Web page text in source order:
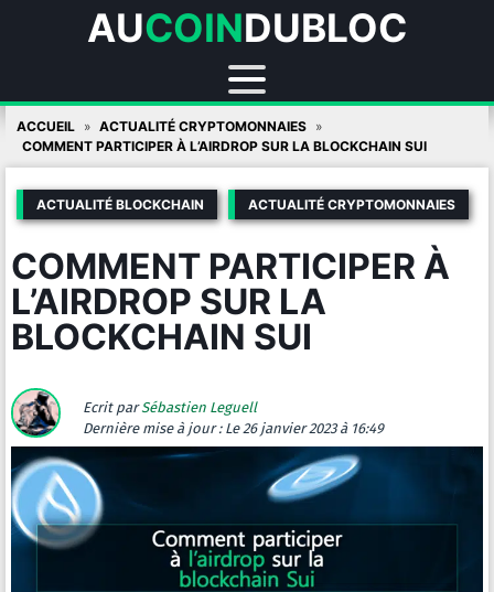
AUCOINDUBLOC
Skip
content
ACCUEIL
ACTUALITÉ CRYPTOMONNAIES
COMMENT PARTICIPER À L’AIRDROP SUR LA BLOCKCHAIN SUI
ACTUALITÉ BLOCKCHAIN ACTUALITÉ CRYPTOMONNAIES
COMMENT PARTICIPER À
L’AIRDROP SUR LA
BLOCKCHAIN SUI
Ecrit parSébastien Leguell
Dernière mise à jour : Le 26 janvier 2023 à 16:49